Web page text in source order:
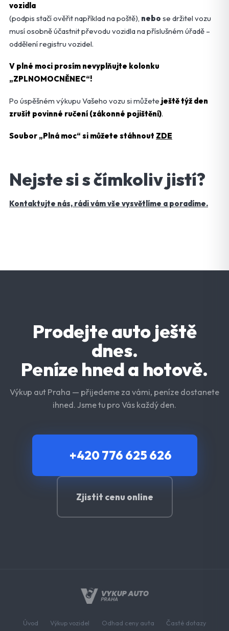
vozidla
(podpis stačí ověřit například na poště), nebo se držitel vozu
musí osobně účastnit převodu vozidla na příslušném úřadě –
oddělení registru vozidel.
V plné moci prosím nevyplňujte kolonku
„ZPLNOMOCNĚNEC“!
Po úspěšném výkupu Vašeho vozu si můžete ještě týž den
zrušit povinné ručení (zákonné pojištění).
Soubor „Plná moc“ si můžete stáhnout ZDE
Nejste si s čímkoliv jistí?
Kontaktujte nás, rádi vám vše vysvětlíme a poradíme.
Prodejte auto ještě
dnes.
Peníze hned a hotově.
Výkup aut Praha — přijedeme za vámi, peníze dostanete
ihned. Jsme tu pro Vás každý den.
+420 776 625 626
Zjistit cenu online
Úvod Výkup vozidel Odhad ceny auta
Časté dotazy